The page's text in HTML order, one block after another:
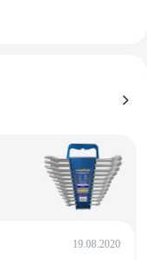
19.08.2020